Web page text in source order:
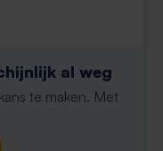
al weg
te maken. Met